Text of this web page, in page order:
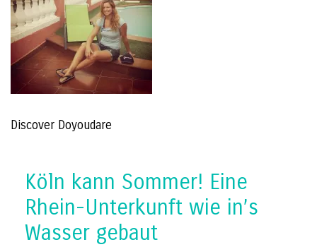
Discover Doyoudare
Köln kann Sommer! Eine
Rhein-Unterkunft wie in’s
Wasser gebaut